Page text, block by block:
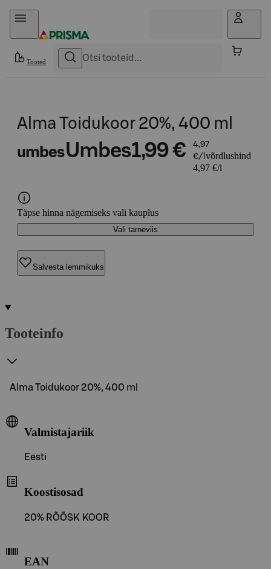
Otse sisu juurde
Tooted
Alma Toidukoor 20%, 400 ml
umbesUmbes1,99 €
4,97
€/l võrdlushind
4,97 €/l
Täpse hinna nägemiseks vali kauplus
Vali tarneviis
Salvesta lemmikuks
Tooteinfo
Alma Toidukoor 20%, 400 ml
Valmistajariik
Eesti
Koostisosad
20% RÕÕSK KOOR
EAN